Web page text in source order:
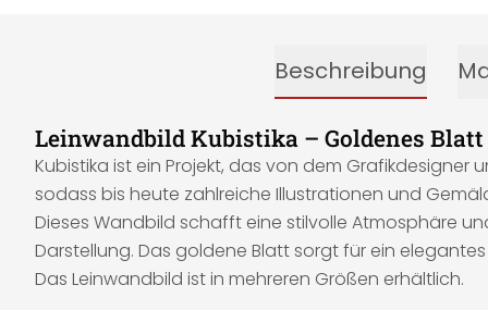
Beschreibung
Leinwandbild Kubistika – Goldenes Blatt
Kubistika ist ein Projekt, das von dem Grafikdesigner
sodass bis heute zahlreiche Illustrationen und
Dieses Wandbild schafft eine stilvolle Atmosphäre
Darstellung. Das goldene Blatt sorgt für ein
Das Leinwandbild ist in mehreren Größen erhältlich.